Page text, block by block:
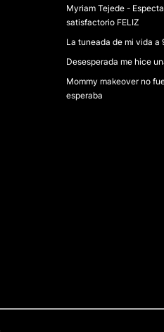
Myriam Tejede -
satisfactorio FELIZ
La tuneada de mi vida a
Desesperada me hice
Mommy makeover no
esperaba